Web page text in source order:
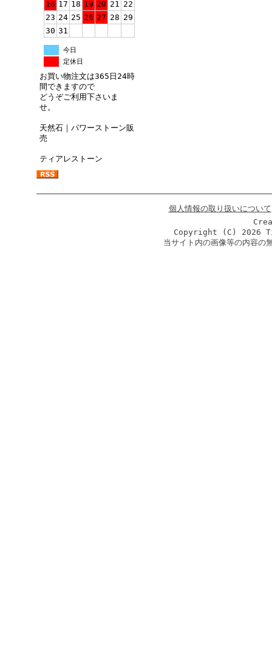
16 17 18 19 20 21 22
23 24 25 26 27 28 29
30 31
今日
定休日
お買い物注文は365日24時
間できますので
どうぞご利用下さいま
せ。
天然石｜パワーストーン販
売
ティアレストーン
個人情報の取り扱いについて
Copyright (C) 2026
当サイト内の画像等の内容の